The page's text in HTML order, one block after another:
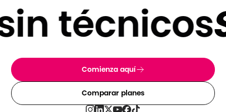
técnicos
Comienza aquí
Comparar planes